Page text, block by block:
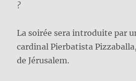
?
La soirée sera introduite par
cardinal Pierbatista
de Jérusalem.